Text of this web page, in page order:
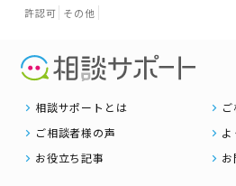
許認可 その他
相談サポートとは
ご相談者様の声
お役立ち記事